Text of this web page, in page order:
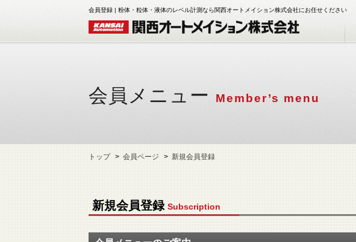
会員登録 | 粉体・粒体・液体のレベル計測なら関西オートメイション株式会社にお任せください
会員メニュー Member’s menu
トップ 会員ページ 新規会員登録
新規会員登録 Subscription